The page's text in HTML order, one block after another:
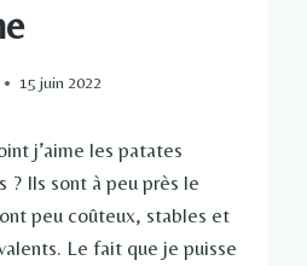
15 juin 2022
j’aime les patates
? Ils sont à peu près le
peu coûteux, stables et
Le fait que je puisse